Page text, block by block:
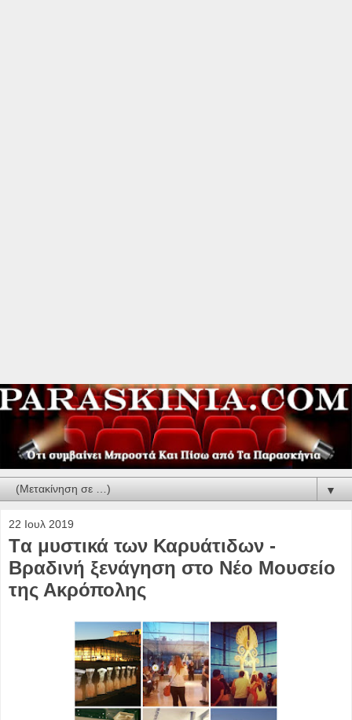
▼
22 Ιουλ 2019
Tα μυστικά των Καρυάτιδων -
Βραδινή ξενάγηση στο Nέο Μουσείο
της Ακρόπολης